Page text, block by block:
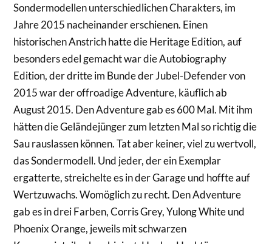
Sondermodellen unterschiedlichen Charakters, im
Jahre 2015 nacheinander erschienen. Einen
historischen Anstrich hatte die Heritage Edition, auf
besonders edel gemacht war die Autobiography
Edition, der dritte im Bunde der Jubel-Defender von
2015 war der offroadige Adventure, käuflich ab
August 2015. Den Adventure gab es 600 Mal. Mit ihm
hätten die Geländejünger zum letzten Mal so richtig die
Sau rauslassen können. Tat aber keiner, viel zu wertvoll,
das Sondermodell. Und jeder, der ein Exemplar
ergatterte, streichelte es in der Garage und hoffte auf
Wertzuwachs. Womöglich zu recht. Den Adventure
gab es in drei Farben, Corris Grey, Yulong White und
Phoenix Orange, jeweils mit schwarzen